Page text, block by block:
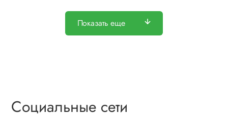
Показать еще
Социальные сети